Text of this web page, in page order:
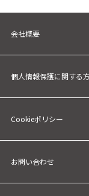
会社概要
個人情報保護に関する
Cookieポリシー
お問い合わせ